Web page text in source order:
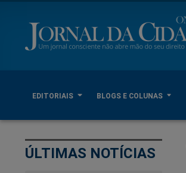
EDITORIAIS BLOGS E COLUNAS
ÚLTIMAS NOTÍCIAS